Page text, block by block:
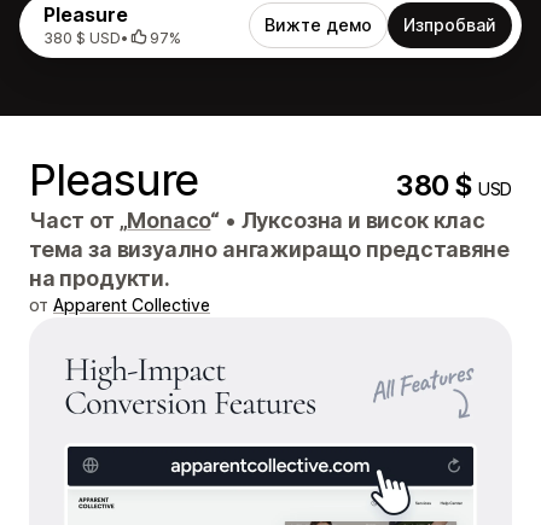
Pleasure
380 $ USD• 97%
Вижте демо Изпробвай
Pleasure 380 $USD
Част от „Monaco“ • Луксозна и висок клас
тема за визуално ангажиращо представяне
на продукти.
от Apparent Collective